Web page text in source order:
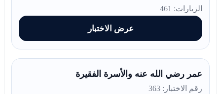
الزيارات: 461
عرض الاختبار
عمر رضي الله عنه والأسرة الفقيرة
رقم الاختبار: 363